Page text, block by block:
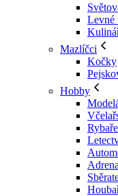
Levné
Mazlíčci
Kočky
Hobby